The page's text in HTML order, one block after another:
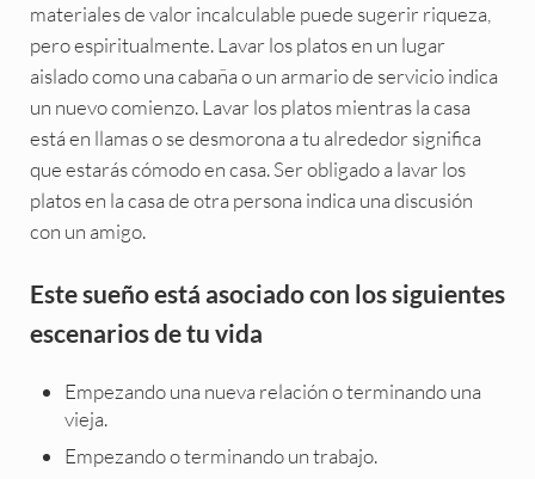
materiales de valor incalculable puede sugerir riqueza,
pero espiritualmente. Lavar los platos en un lugar
aislado como una cabaña o un armario de servicio indica
un nuevo comienzo. Lavar los platos mientras la casa
está en llamas o se desmorona a tu alrededor significa
que estarás cómodo en casa. Ser obligado a lavar los
platos en la casa de otra persona indica una discusión
con un amigo.
Este sueño está asociado con los siguientes
escenarios de tu vida
Empezando una nueva relación o terminando una
vieja.
Empezando o terminando un trabajo.